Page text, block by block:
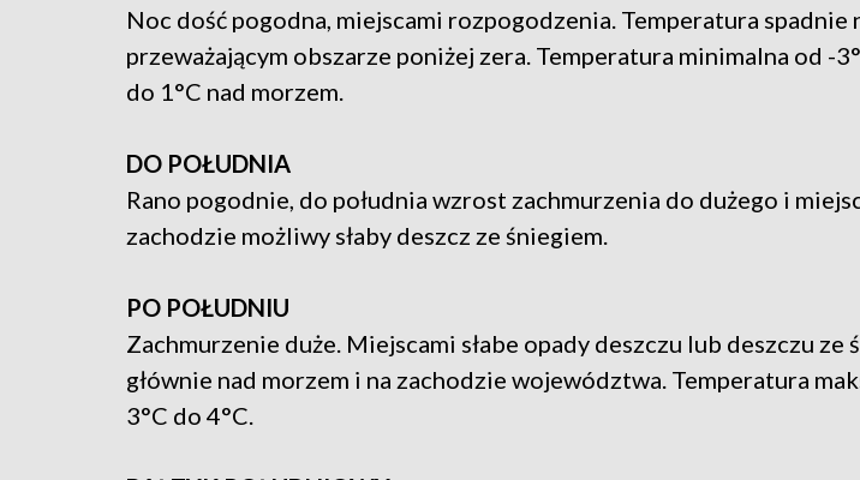
Noc dość pogodna, miejscami rozpogodzenia. Temperatura spadnie
przeważającym obszarze poniżej zera. Temperatura minimalna od -
do 1°C nad morzem.
DO POŁUDNIA
Rano pogodnie, do południa wzrost zachmurzenia do dużego i
zachodzie możliwy słaby deszcz ze śniegiem.
PO POŁUDNIU
Zachmurzenie duże. Miejscami słabe opady deszczu lub deszczu ze
głównie nad morzem i na zachodzie województwa. Temperatura
3°C do 4°C.